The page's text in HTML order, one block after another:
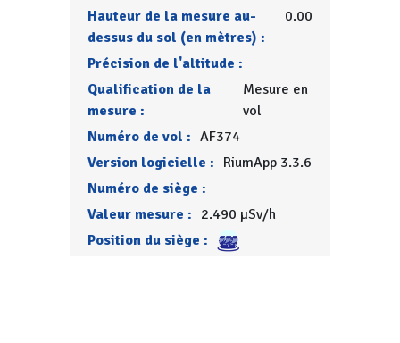
Hauteur de la mesure au-
dessus du sol (en mètres) :
0.00
Précision de l'altitude :
Qualification de la
mesure :
Mesure en
vol
Numéro de vol : AF374
Version logicielle : RiumApp 3.3.6
Numéro de siège :
Valeur mesure : 2.490 µSv/h
Position du siège :